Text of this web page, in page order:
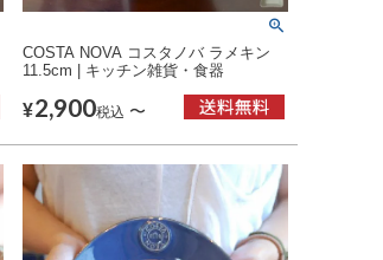
COSTA NOVA コスタノバ ラメキン
11.5cm | キッチン雑貨・食器
¥2,900税込 〜